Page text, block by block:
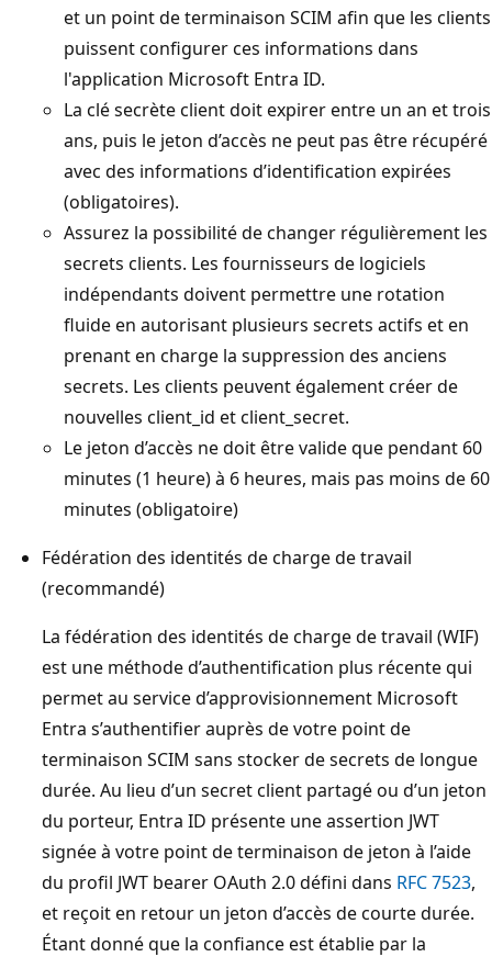
et un point de terminaison SCIM afin que les clients
puissent configurer ces informations dans
l'application Microsoft Entra ID.
La clé secrète client doit expirer entre un an et trois
ans, puis le jeton d’accès ne peut pas être récupéré
avec des informations d’identification expirées
(obligatoires).
Assurez la possibilité de changer régulièrement les
secrets clients. Les fournisseurs de logiciels
indépendants doivent permettre une rotation
fluide en autorisant plusieurs secrets actifs et en
prenant en charge la suppression des anciens
secrets. Les clients peuvent également créer de
nouvelles client_id et client_secret.
Le jeton d’accès ne doit être valide que pendant 60
minutes (1 heure) à 6 heures, mais pas moins de 60
minutes (obligatoire)
Fédération des identités de charge de travail
(recommandé)
La fédération des identités de charge de travail (WIF)
est une méthode d’authentification plus récente qui
permet au service d’approvisionnement Microsoft
Entra s’authentifier auprès de votre point de
terminaison SCIM sans stocker de secrets de longue
durée. Au lieu d’un secret client partagé ou d’un jeton
du porteur, Entra ID présente une assertion JWT
signée à votre point de terminaison de jeton à l’aide
du profil JWT bearer OAuth 2.0 défini dans RFC 7523,
et reçoit en retour un jeton d’accès de courte durée.
Étant donné que la confiance est établie par la